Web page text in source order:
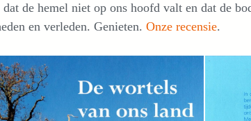
dat de hemel niet op ons hoofd valt en dat de
en verleden. Genieten. Onze recensie.